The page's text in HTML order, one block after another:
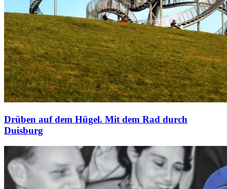
Drüben auf dem Hügel. Mit dem Rad durch
Duisburg